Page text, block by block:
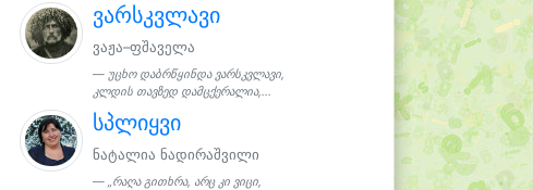
ვარსკვლავი
ვაჟა–ფშაველა
უცხო დაბრწყინდა ვარსკვლავი,
კლდის თავზედ დამცქერალია,...
სპლიყვი
ნატალია ნადირაშვილი
„რაღა გითხრა, არც კი ვიცი,